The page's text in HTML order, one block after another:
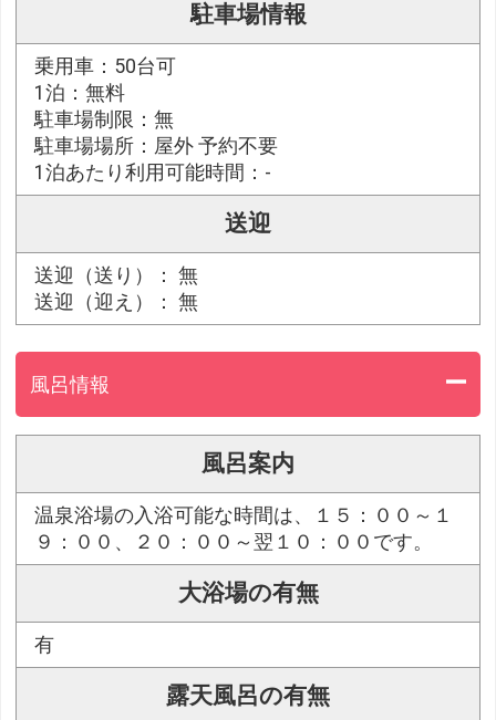
駐車場情報
乗用車：50台可
1泊：無料
駐車場制限：無
駐車場場所：屋外 予約不要
1泊あたり利用可能時間：-
送迎
送迎（送り）： 無
送迎（迎え）： 無
風呂情報
風呂案内
温泉浴場の入浴可能な時間は、１５：００～１
９：００、２０：００～翌１０：００です。
大浴場の有無
有
露天風呂の有無